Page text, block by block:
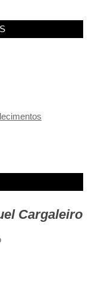
Cargaleiro